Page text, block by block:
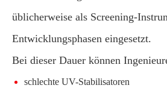
üblicherweise als Screening-
Entwicklungsphasen eingesetzt.
Bei dieser Dauer können
schlechte UV-Stabilisatoren